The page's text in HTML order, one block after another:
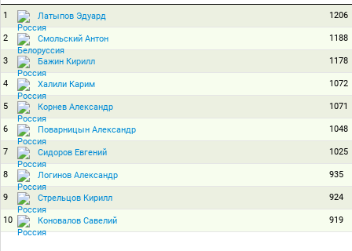
1 Латыпов Эдуард 1206
2 Смольский Антон 1188
3 Бажин Кирилл 1178
4 Халили Карим 1072
5 Корнев Александр 1071
6 Поварницын Александр 1048
7 Сидоров Евгений 1025
8 Логинов Александр 935
9 Стрельцов Кирилл 924
10 Коновалов Савелий 919